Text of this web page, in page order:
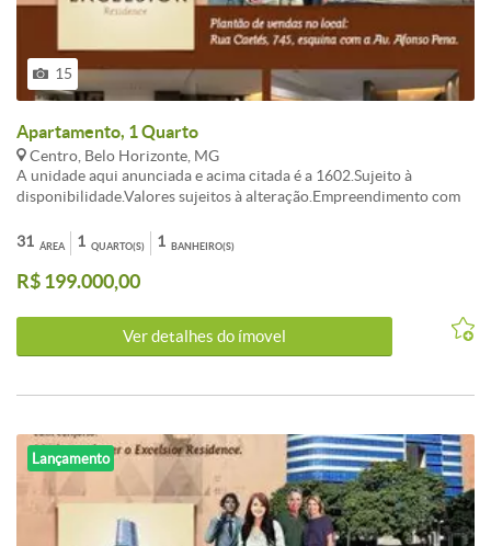
15
Apartamento, 1 Quarto
Centro, Belo Horizonte, MG
A unidade aqui anunciada e acima citada é a 1602.Sujeito à
disponibilidade.Valores sujeitos à alteração.Empreendimento com
m².Valores variados em função de tamanho e posicionamento. As
unidades serão entregues com vãos livres, sem divisões internas,
exceto banheiros.Visite no local os apartamentos decorados.
ÁREA
31 QUARTO(S)
1 BANHEIRO(S)
1
R$ 199.000,00
Ver detalhes do ímovel
Lançamento